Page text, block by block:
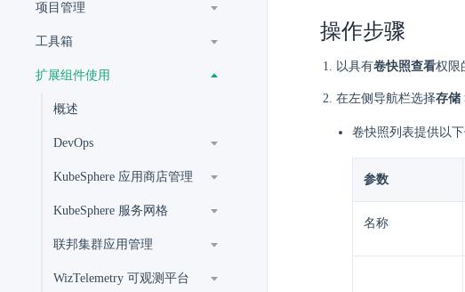
项目管理
工具箱
扩展组件使用
概述
DevOps
KubeSphere 应用商店管理
KubeSphere 服务网格
联邦集群应用管理
WizTelemetry 可观测平台
操作步骤
以具有卷快照查看权限
在左侧导航栏选择存储
卷快照列表提供以下
参数
名称